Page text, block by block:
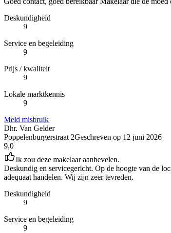
Deskundigheid
9
Service en begeleiding
9
Prijs / kwaliteit
9
Lokale marktkennis
9
Meld misbruik
Dhr. Van Gelder
Poppelenburgerstraat 2Geschreven op 12 juni 2026
9,0
Ik zou deze makelaar aanbevelen.
Deskundig en servicegericht. Op de hoogte van de
adequaat handelen. Wij zijn zeer tevreden.
Deskundigheid
9
Service en begeleiding
9